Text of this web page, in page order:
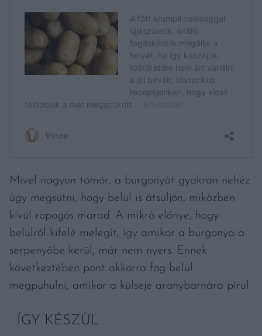
Mivel nagyon tömör, a burgonyát gyakran nehéz
úgy megsütni, hogy belül is átsüljön, miközben
kívül ropogós marad. A mikró előnye, hogy
belülről kifelé melegít, így amikor a burgonya a
serpenyőbe kerül, már nem nyers. Ennek
következtében pont akkorra fog belül
megpuhulni, amikor a külseje aranybarnára pirul.
ÍGY KÉSZÜL